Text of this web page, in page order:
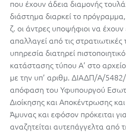
που έχουν άδεια διαμονής
διάστημα διαρκεί το πρόγραμμα,
ζ. οι άντρες υποψήφιοι να
απαλλαγεί από τις
υπηρεσία διατηρεί
κατάστασης τύπου Α’ στο
με την υπ’ αριθμ. ΔΙΑΔΠ/Α/
απόφαση του Υφυπουργού
Διοίκησης και Αποκέντρωσης
Άμυνας και εφόσον πρόκειται
αναζητείται αυτεπάγγελτα από